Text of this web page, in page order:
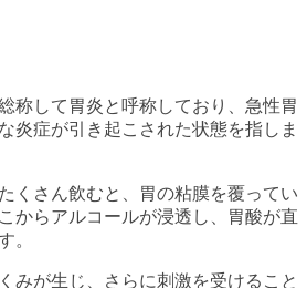
称して胃炎と呼称しており、急性胃
炎症が引き起こされた状態を指しま
くさん飲むと、胃の粘膜を覆ってい
からアルコールが浸透し、胃酸が直
。
みが生じ、さらに刺激を受けること